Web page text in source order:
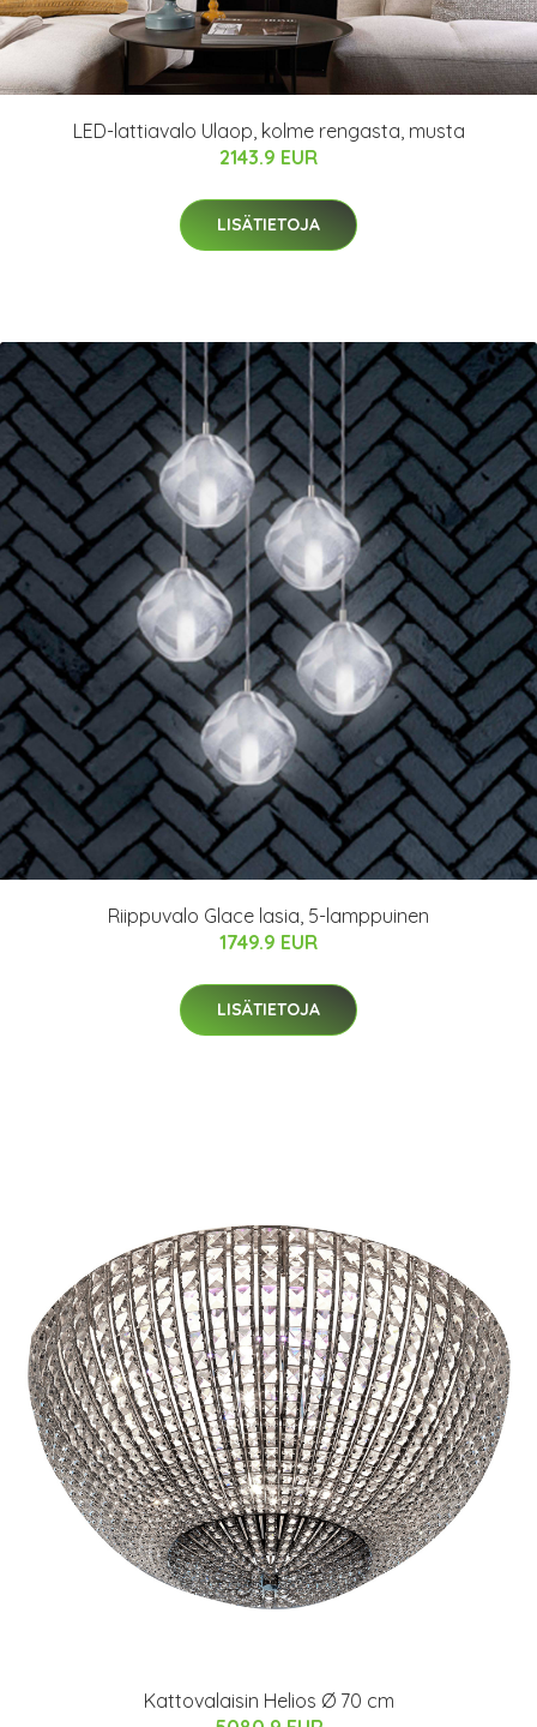
LED-lattiavalo Ulaop, kolme rengasta, musta
2143.9 EUR
LISÄTIETOJA
Riippuvalo Glace lasia, 5-lamppuinen
1749.9 EUR
LISÄTIETOJA
Kattovalaisin Helios Ø 70 cm